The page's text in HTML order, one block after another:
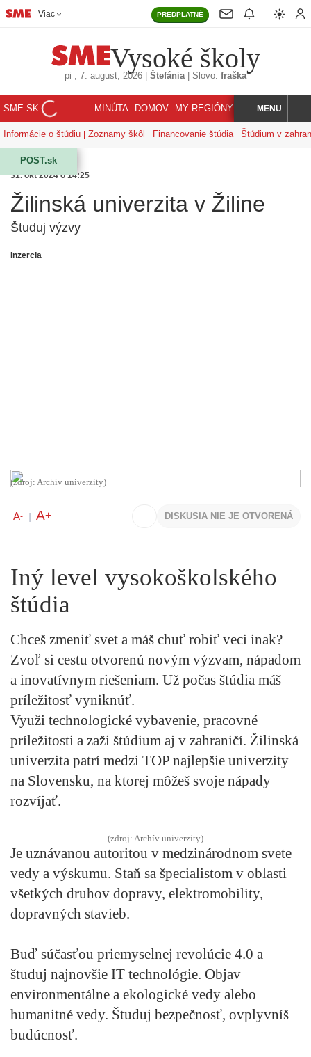
Viac PREDPLATNÉ
Vysoké školy
pi , 7. august, 2026 Štefánia| Slovo: fraška
SME.SK MINÚTA DOMOV MY REGIÓNY KORZÁR
HĽADAJMENU
Informácie o štúdiu Zoznamy škôl Financovanie štúdia Štúdium v
POST.sk
31. okt 2024 o 14:25
Žilinská univerzita v Žiline
Študuj výzvy
Inzercia
(zdroj: Archív univerzity)
A- A+ DISKUSIA NIE JE OTVORENÁ
Iný level vysokoškolského
štúdia
Chceš zmeniť svet a máš chuť robiť veci inak?
Zvoľ si cestu otvorenú novým výzvam, nápadom
a inovatívnym riešeniam. Už počas štúdia máš
príležitosť vyniknúť.
Využi technologické vybavenie, pracovné
príležitosti a zaži štúdium aj v zahraničí. Žilinská
univerzita patrí medzi TOP najlepšie univerzity
na Slovensku, na ktorej môžeš svoje nápady
rozvíjať.
(zdroj: Archív univerzity)
Je uznávanou autoritou v medzinárodnom svete
vedy a výskumu. Staň sa špecialistom v oblasti
všetkých druhov dopravy, elektromobility,
dopravných stavieb.
Buď súčasťou priemyselnej revolúcie 4.0 a
študuj najnovšie IT technológie. Objav
environmentálne a ekologické vedy alebo
humanitné vedy. Študuj bezpečnosť, ovplyvníš
budúcnosť.